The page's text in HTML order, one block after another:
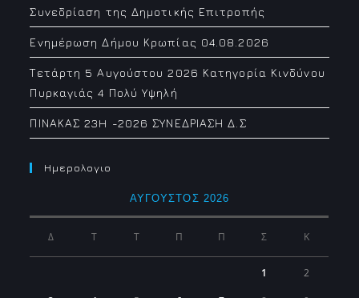
Συνεδρίαση της Δημοτικής Επιτροπής
Ενημέρωση Δήμου Κρωπίας 04.08.2026
Τετάρτη 5 Αυγούστου 2026 Κατηγορία Κινδύνου
Πυρκαγιάς 4 Πολύ Υψηλή
ΠΙΝΑΚΑΣ 23H -2026 ΣΥΝΕΔΡΙΑΣΗ Δ.Σ
Ημερολογιο
ΑΎΓΟΥΣΤΟΣ 2026
Δ Τ Τ Π Π Σ Κ
1 2